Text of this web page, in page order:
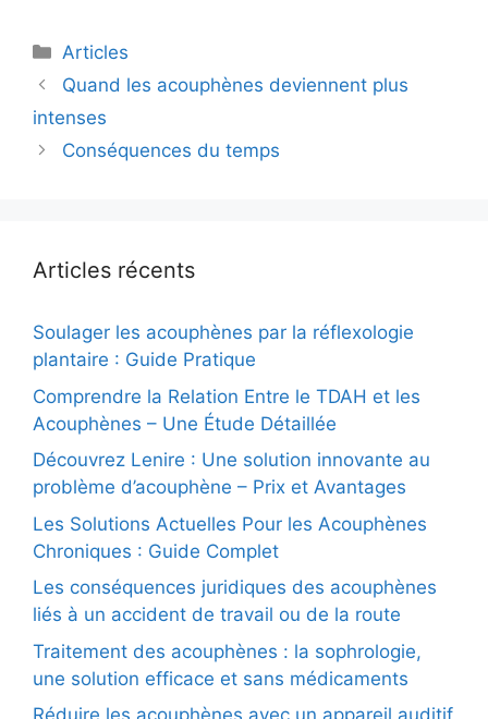
C
a
é
g
e
Articles
N
a
i
n
d
s
a
r
t
i
c
e
s
Quand les acouphènes deviennent plus
intenses
Conséquences du temps
Articles récents
Soulager les acouphènes par la réflexologie
plantaire : Guide Pratique
Comprendre la Relation Entre le TDAH et les
Acouphènes – Une Étude Détaillée
Découvrez Lenire : Une solution innovante au
problème d’acouphène – Prix et Avantages
Les Solutions Actuelles Pour les Acouphènes
Chroniques : Guide Complet
Les conséquences juridiques des acouphènes
liés à un accident de travail ou de la route
Traitement des acouphènes : la sophrologie,
une solution efficace et sans médicaments